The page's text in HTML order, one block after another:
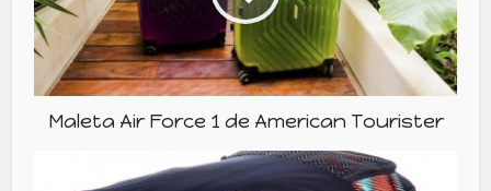
Maleta Air Force 1 de American Tourister